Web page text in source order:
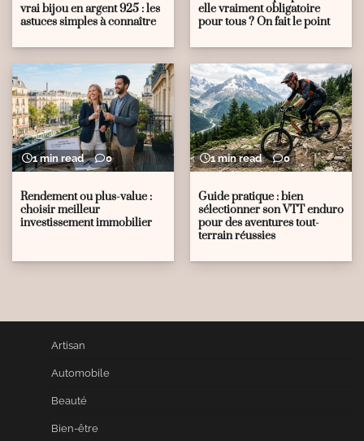
vrai bijou en argent 925 : les
astuces simples à connaître
elle vraiment obligatoire
pour tous ? On fait le point
1 min read 0
Rendement ou plus-value :
choisir meilleur
investissement immobilier
1 min read 0
Guide pratique : bien
sélectionner son VTT enduro
pour des aventures tout-
terrain réussies
Artisan
Automobile
Beauté
Bien-être